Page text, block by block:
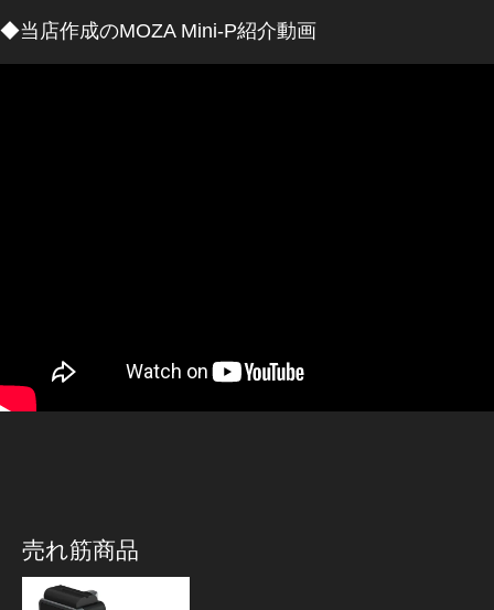
◆当店作成のMOZA Mini-P紹介動画
売れ筋商品